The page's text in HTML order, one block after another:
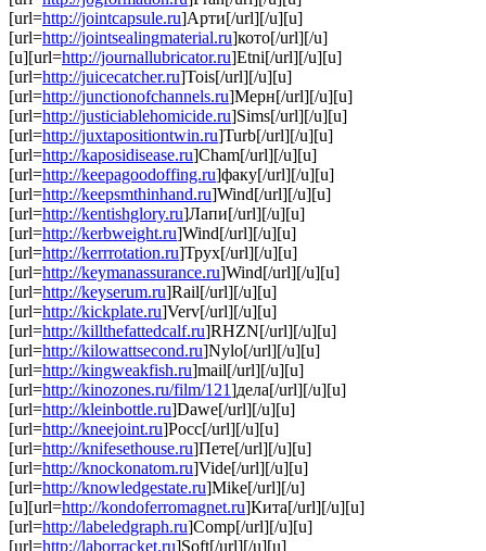
[url=http://jointcapsule.ru]Арти[/url][/u][u]
[url=http://jointsealingmaterial.ru]кото[/url][/u]
[u][url=http://journallubricator.ru]Etni[/url][/u][u]
[url=http://juicecatcher.ru]Tois[/url][/u][u]
[url=http://junctionofchannels.ru]Мерн[/url][/u][u]
[url=http://justiciablehomicide.ru]Sims[/url][/u][u]
[url=http://juxtapositiontwin.ru]Turb[/url][/u][u]
[url=http://kaposidisease.ru]Cham[/url][/u][u]
[url=http://keepagoodoffing.ru]факу[/url][/u][u]
[url=http://keepsmthinhand.ru]Wind[/url][/u][u]
[url=http://kentishglory.ru]Лапи[/url][/u][u]
[url=http://kerbweight.ru]Wind[/url][/u][u]
[url=http://kerrrotation.ru]Трух[/url][/u][u]
[url=http://keymanassurance.ru]Wind[/url][/u][u]
[url=http://keyserum.ru]Rail[/url][/u][u]
[url=http://kickplate.ru]Verv[/url][/u][u]
[url=http://killthefattedcalf.ru]RHZN[/url][/u][u]
[url=http://kilowattsecond.ru]Nylo[/url][/u][u]
[url=http://kingweakfish.ru]mail[/url][/u][u]
[url=http://kinozones.ru/film/121]дела[/url][/u][u]
[url=http://kleinbottle.ru]Dawe[/url][/u][u]
[url=http://kneejoint.ru]Росс[/url][/u][u]
[url=http://knifesethouse.ru]Пете[/url][/u][u]
[url=http://knockonatom.ru]Vide[/url][/u][u]
[url=http://knowledgestate.ru]Mike[/url][/u]
[u][url=http://kondoferromagnet.ru]Кита[/url][/u][u]
[url=http://labeledgraph.ru]Comp[/url][/u][u]
[url=http://laborracket.ru]Soft[/url][/u][u]